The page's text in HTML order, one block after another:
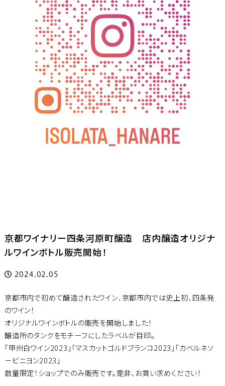
京都ワイナリー四条河原町醸造 店内醸造オリジナ
ルワインボトル販売開始！
2024.02.05
京都市内で初めて醸造されたワイン、京都市内では史上初、四条発
のワイン！
オリジナルワインボトルの販売を開始しました！
醸造所のタンクをモチーフにしたラベルが目印。
「甲州白ワイン2023」「マスカットゴルドブランコ2023」「カベルネソ
ービニヨン2023」
数量限定！ショップでのみ販売です。是非、お買い求めください！